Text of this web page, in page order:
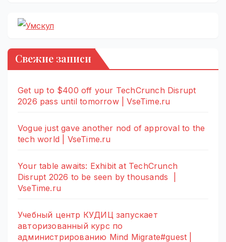
Свежие записи
Get up to $400 off your TechCrunch Disrupt
2026 pass until tomorrow | VseTime.ru
Vogue just gave another nod of approval to the
tech world | VseTime.ru
Your table awaits: Exhibit at TechCrunch
Disrupt 2026 to be seen by thousands |
VseTime.ru
Учебный центр КУДИЦ запускает
авторизованный курс по
администрированию Mind Migrate#guest |